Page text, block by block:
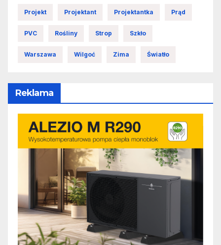
Projekt Projektant Projektantka Prąd
PVC Rośliny Strop Szkło
Warszawa Wilgoć Zima Światło
Reklama